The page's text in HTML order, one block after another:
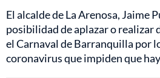
El alcalde de La Arenosa, Jaime
posibilidad de aplazar o realizar
el Carnaval de Barranquilla por
coronavirus que impiden que